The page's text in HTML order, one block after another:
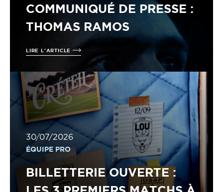
COMMUNIQUÉ DE PRESSE :
THOMAS RAMOS
LIRE L'ARTICLE
30/07/2026
ÉQUIPE PRO
BILLETTERIE OUVERTE :